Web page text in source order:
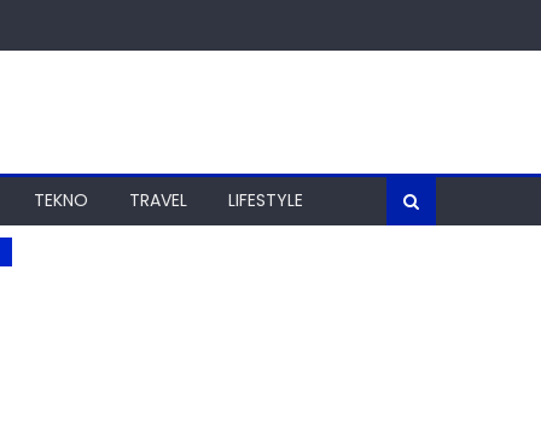
TEKNO TRAVEL LIFESTYLE